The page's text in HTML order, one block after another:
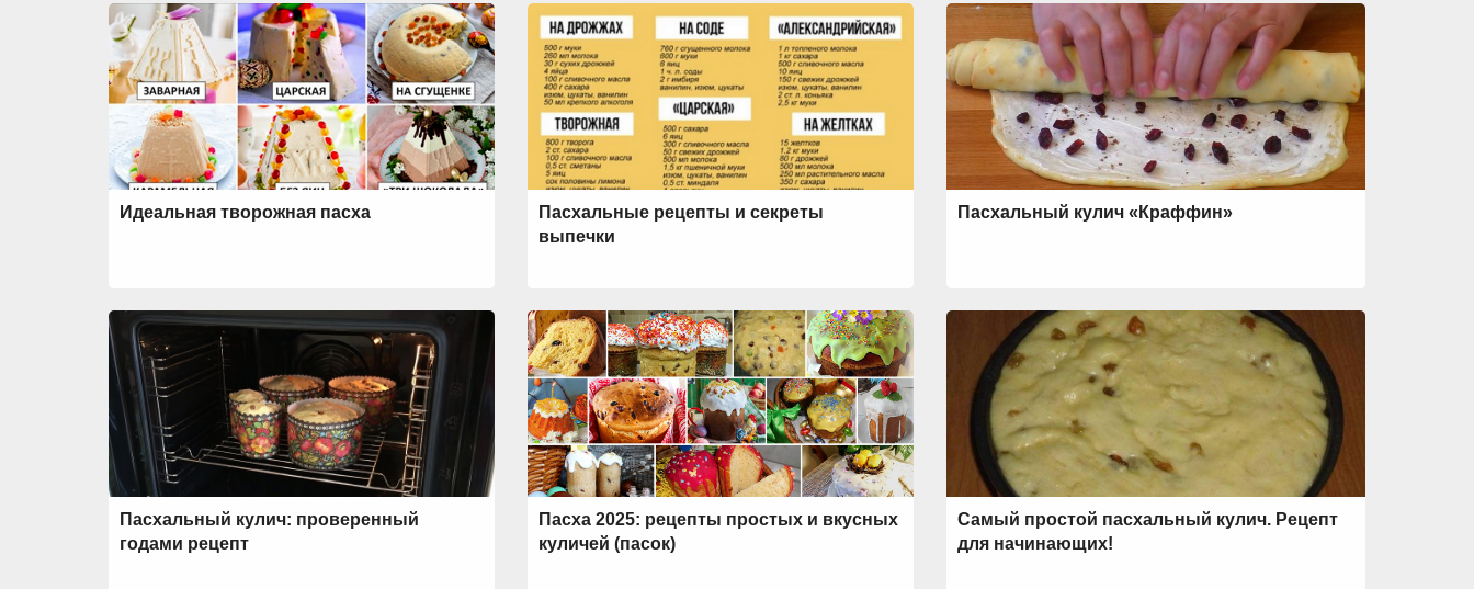
Идеальная творожная пасха
Пасхальные рецепты и секреты
выпечки
Пасхальный кулич «Краффин»
Пасхальный кулич: проверенный
годами рецепт
Пасха 2025: рецепты простых и вкусных
куличей (пасок)
Самый простой пасхальный кулич. Рецепт
для начинающих!